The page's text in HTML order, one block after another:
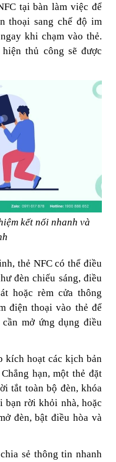
tại bàn làm việc để
thoại sang chế độ im
khi chạm vào thẻ.
thủ công sẽ được
kết nối nhanh và
thẻ NFC có thể điều
đèn chiếu sáng, điều
hoặc rèm cửa thông
điện thoại vào thẻ để
mở ứng dụng điều
kích hoạt các kịch bản
hạn, một thẻ đặt
tắt toàn bộ đèn, khóa
bạn rời khỏi nhà, hoặc
đèn, bật điều hòa và
sẻ thông tin nhanh